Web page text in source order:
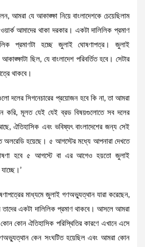
আমরা যে আকাঙ্ক্ষা নিয়ে বাংলাদেশকে চেয়েছিলাম
আমাদের থাকা দরকার। একটা দালিলিক প্রমাণ
প্রমাণটা হচ্ছে জুলাই ঘোষণাপত্র। জুলাই
ছিল, যে বাংলাদেশ পরিবর্তিত হবে। সেটার
থাকবে।
দলের সিগনেচারের প্রয়োজন হবে কি না, তা আমরা
করি, মূলত যেই যেই ব্রড বিষয়গুলোতে সব দলের
ঐতিহাসিক এবং ভবিষ্যৎ বাংলাদেশের জন্য সেই
অলরেডি হয়েছে। ৫ আগস্টের মধ্যে আপনারা দেখতে
হবে ৫ আগস্টে বা এর আগেও হয়তো জুলাই
মাধ্যমে জুলাই গণঅভ্যুত্থান যারা করেছেন,
তাদের একটা দালিলিক প্রমাণ থাকবে। আসলে আমরা
কোন ঐতিহাসিক পরিস্থিতির কারণে এখানে এসে
কেন সংঘটিত হয়েছিল এবং আমরা কোন